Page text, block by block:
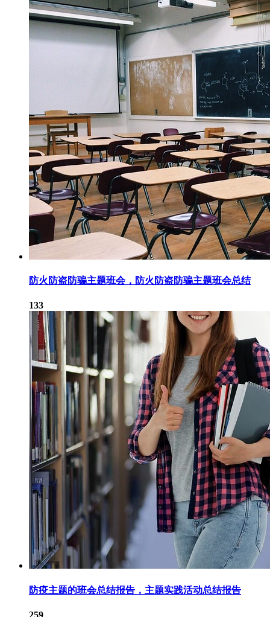
防火防盗防骗主题班会，防火防盗防骗主题班会总结
133
防疫主题的班会总结报告，主题实践活动总结报告
259